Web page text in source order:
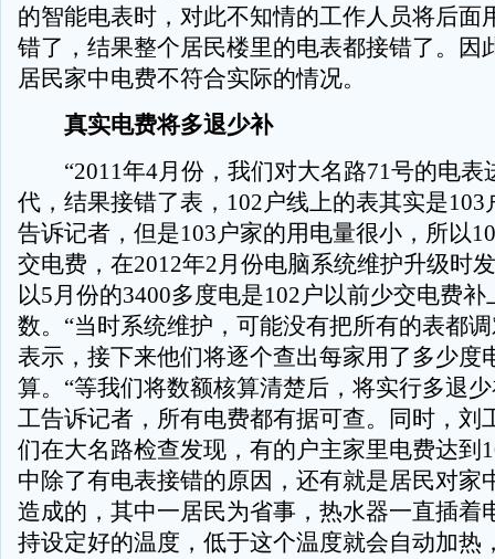
的智能电表时，对此不知情的工作人员将后面
错了，结果整个居民楼里的电表都接错了。因
居民家中电费不符合实际的情况。
真实电费将多退少补
“2011年4月份，我们对大名路71号的电表
代，结果接错了表，102户线上的表其实是103
告诉记者，但是103户家的用电量很小，所以
交电费，在2012年2月份电脑系统维护升级时
以5月份的3400多度电是102户以前少交电费补
数。“当时系统维护，可能没有把所有的表都
表示，接下来他们将逐个查出每家用了多少度
算。“等我们将数额核算清楚后，将实行多退
工告诉记者，所有电费都有据可查。同时，刘
们在大名路检查发现，有的户主家里电费达到
中除了有电表接错的原因，还有就是居民对家
造成的，其中一居民为省事，热水器一直插着
持设定好的温度，低于这个温度就会自动加热